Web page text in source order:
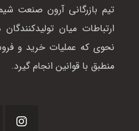
تیم بازرگانی آرون صنعت
ارتباطات میان
نحوی که عملیات خرید و
منطبق با قوانین انجام گیرد.